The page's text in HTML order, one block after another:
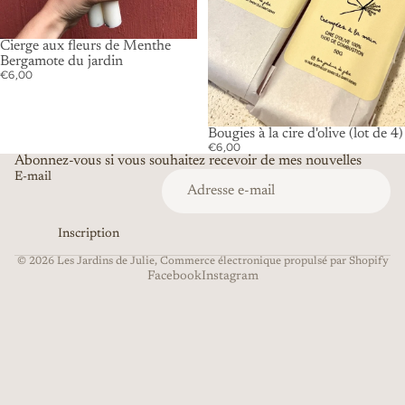
Cierge aux fleurs de Menthe
Bergamote du jardin
€6,00
Bougies à la cire d'olive (lot de 4)
€6,00
Abonnez-vous si vous souhaitez recevoir de mes nouvelles
E-mail
Inscription
© 2026 Les Jardins de Julie, Commerce électronique propulsé par Shopify
FacebookInstagram